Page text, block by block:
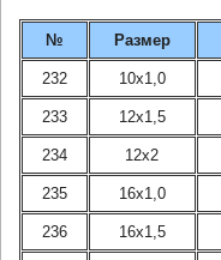
№ Размер
232 10х1,0
233 12х1,5
234 12х2
235 16х1,0
236 16х1,5